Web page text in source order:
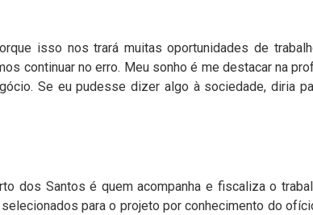
isso nos trará muitas oportunidades de
continuar no erro. Meu sonho é me destacar na
Se eu pudesse dizer algo à sociedade, diria
dos Santos é quem acompanha e fiscaliza o
para o projeto por conhecimento do